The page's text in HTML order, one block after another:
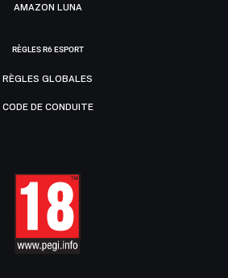
AMAZON LUNA
RÈGLES R6 ESPORT
RÈGLES GLOBALES
CODE DE CONDUITE